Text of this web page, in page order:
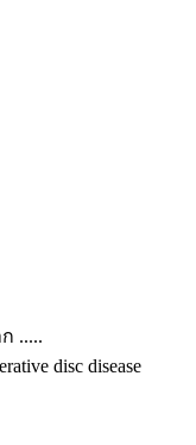
.....
disc disease